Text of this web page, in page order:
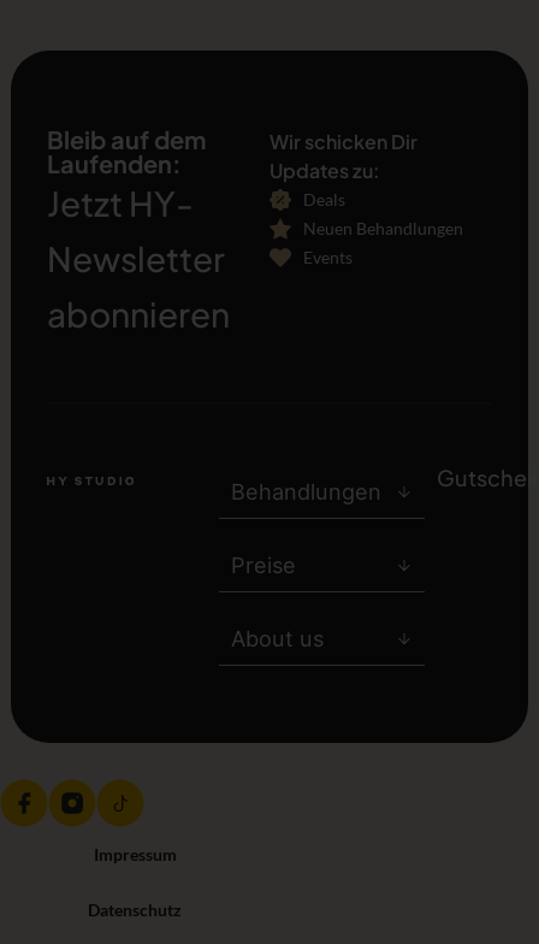
Bleib auf dem
Laufenden:
Jetzt HY-
Newsletter
abonnieren
Wir schicken Dir
Updates zu:
Deals
Neuen Behandlungen
Events
Behandlungen
Preise
About us
Impressum
Datenschutz